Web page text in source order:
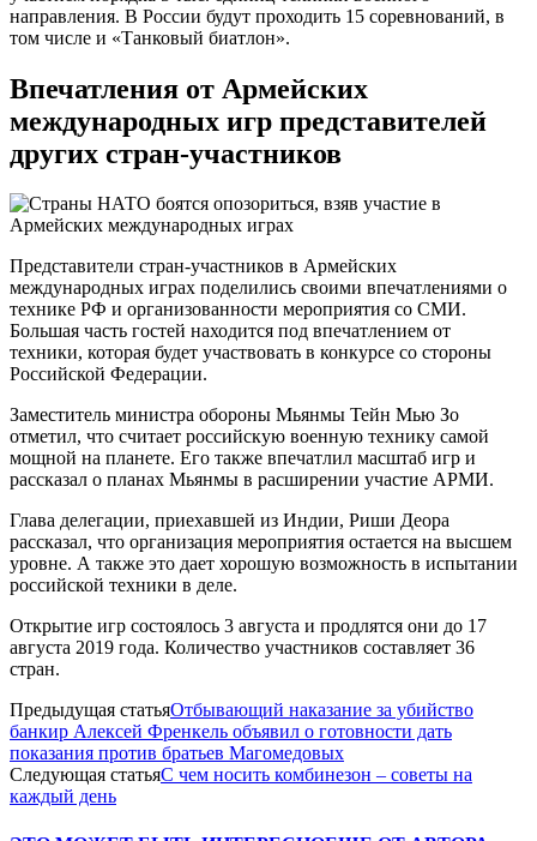
направления. В России будут проходить 15 соревнований, в
том числе и «Танковый биатлон».
Впечатления от Армейских
международных игр представителей
других стран-участников
Представители стран-участников в Армейских
международных играх поделились своими впечатлениями о
технике РФ и организованности мероприятия со СМИ.
Большая часть гостей находится под впечатлением от
техники, которая будет участвовать в конкурсе со стороны
Российской Федерации.
Заместитель министра обороны Мьянмы Тейн Мью Зо
отметил, что считает российскую военную технику самой
мощной на планете. Его также впечатлил масштаб игр и
рассказал о планах Мьянмы в расширении участие АРМИ.
Глава делегации, приехавшей из Индии, Риши Деора
рассказал, что организация мероприятия остается на высшем
уровне. А также это дает хорошую возможность в испытании
российской техники в деле.
Открытие игр состоялось 3 августа и продлятся они до 17
августа 2019 года. Количество участников составляет 36
стран.
Предыдущая статьяОтбывающий наказание за убийство
банкир Алексей Френкель объявил о готовности дать
показания против братьев Магомедовых
Следующая статьяС чем носить комбинезон – советы на
каждый день